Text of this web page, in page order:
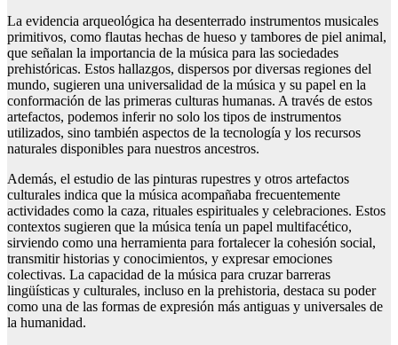
La evidencia arqueológica ha desenterrado instrumentos musicales
primitivos, como flautas hechas de hueso y tambores de piel animal,
que señalan la importancia de la música para las sociedades
prehistóricas. Estos hallazgos, dispersos por diversas regiones del
mundo, sugieren una universalidad de la música y su papel en la
conformación de las primeras culturas humanas. A través de estos
artefactos, podemos inferir no solo los tipos de instrumentos
utilizados, sino también aspectos de la tecnología y los recursos
naturales disponibles para nuestros ancestros.
Además, el estudio de las pinturas rupestres y otros artefactos
culturales indica que la música acompañaba frecuentemente
actividades como la caza, rituales espirituales y celebraciones. Estos
contextos sugieren que la música tenía un papel multifacético,
sirviendo como una herramienta para fortalecer la cohesión social,
transmitir historias y conocimientos, y expresar emociones
colectivas. La capacidad de la música para cruzar barreras
lingüísticas y culturales, incluso en la prehistoria, destaca su poder
como una de las formas de expresión más antiguas y universales de
la humanidad.